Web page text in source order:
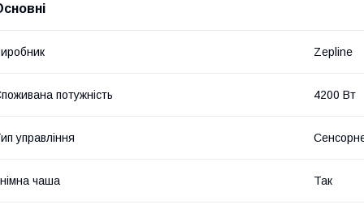
Zepline
потужність 4200 Вт
управління
чаша Так